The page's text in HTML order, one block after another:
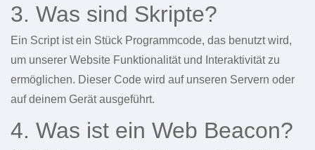
3. Was sind Skripte?
Ein Script ist ein Stück Programmcode, das benutzt wird,
um unserer Website Funktionalität und Interaktivität zu
ermöglichen. Dieser Code wird auf unseren Servern oder
auf deinem Gerät ausgeführt.
4. Was ist ein Web Beacon?